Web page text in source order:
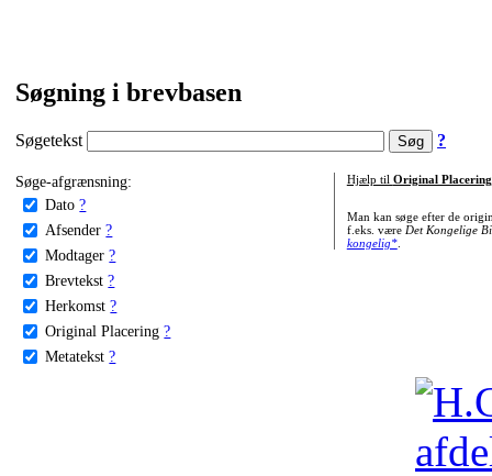
Søgning i brevbasen
Søgetekst ?
Søge-afgrænsning:
Dato ?
Afsender ?
Modtager ?
Brevtekst ?
Herkomst ?
Original Placering ?
Metatekst ?
Hjælp til Original Placering
Man kan søge efter de
f.eks. være Det Kongelige
kongelig*.